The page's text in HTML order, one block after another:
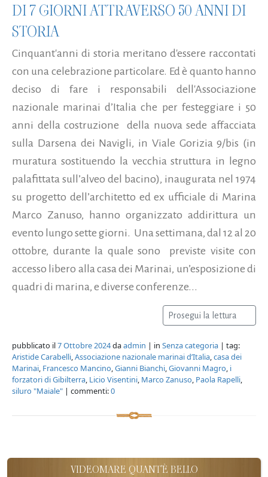
DI 7 GIORNI ATTRAVERSO 50 ANNI DI
STORIA
Cinquant'anni di storia meritano d'essere raccontati
con una celebrazione particolare. Ed è quanto hanno
deciso di fare i responsabili dell'Associazione
nazionale marinai d’Italia che per festeggiare i 50
anni della costruzione della nuova sede affacciata
sulla Darsena dei Navigli, in Viale Gorizia 9/bis (in
muratura sostituendo la vecchia struttura in legno
palafittata sull’alveo del bacino), inaugurata nel 1974
su progetto dell’architetto ed ex ufficiale di Marina
Marco Zanuso, hanno organizzato addirittura un
evento lungo sette giorni. Una settimana, dal 12 al 20
ottobre, durante la quale sono previste visite con
accesso libero alla casa dei Marinai, un’esposizione di
quadri di marina, e diverse conferenze...
Prosegui la lettura
pubblicato il7 Ottobre 2024daadmin | in Senza categoria | tag:
Aristide Carabelli,Associazione nazionale marinai d’Italia,casa dei
Marinai, Francesco Mancino,Gianni Bianchi,Giovanni Magro, i
forzatori di Gibilterra, Licio Visentini, Marco Zanuso, Paola Rapelli,
siluro "Maiale" | commenti:0
VIDEOMARE QUANT'È BELLO